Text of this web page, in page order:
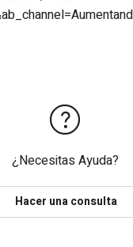
¿Necesitas Ayuda?
Hacer una consulta